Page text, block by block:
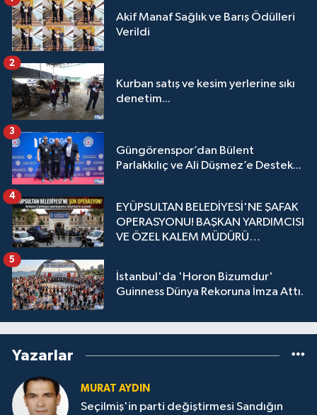
Akif Manaf Sağlık ve Barış Ödülleri
Verildi
Kurban satış ve kesim yerlerine sıkı
denetim...
2
Güngörenspor’dan Bülent
Parlakkılıç ve Ali Düşmez’e Destek...
3
EYÜPSULTAN BELEDİYESİ'NE ŞAFAK
OPERASYONU! BAŞKAN YARDIMCISI
VE ÖZEL KALEM MÜDÜRÜ
4
İstanbul'da 'Horon Bizumdur'
Guinness Dünya Rekoruna İmza Attı.
5
Yazarlar
MURAT AYDIN
Seçilmiş'in parti değiştirmesi Sandığın